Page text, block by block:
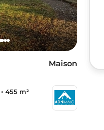
Maison
455 m²